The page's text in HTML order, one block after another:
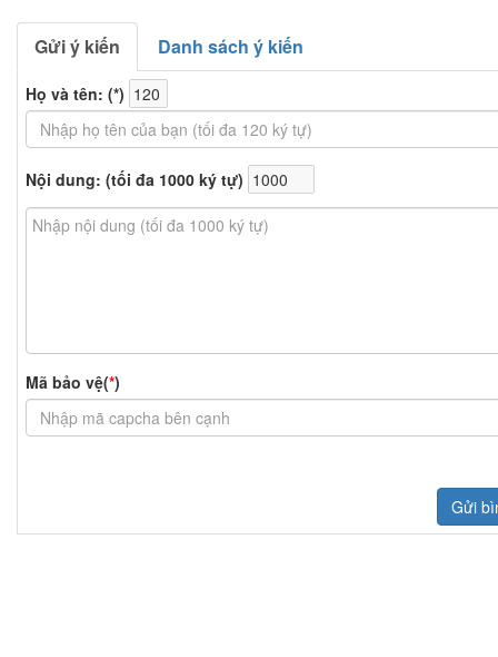
Gửi ý kiến Danh sách ý kiến
Họ và tên: (*)
Nội dung: (tối đa 1000 ký tự)
Mã bảo vệ(*)